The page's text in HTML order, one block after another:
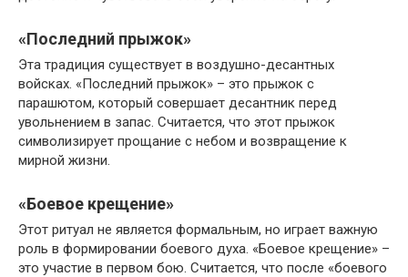
«Последний прыжок»
Эта традиция существует в воздушно-десантных
войсках. «Последний прыжок» – это прыжок с
парашютом, который совершает десантник перед
увольнением в запас. Считается, что этот прыжок
символизирует прощание с небом и возвращение к
мирной жизни.
«Боевое крещение»
Этот ритуал не является формальным, но играет важную
роль в формировании боевого духа. «Боевое крещение» –
это участие в первом бою. Считается, что после «боевого